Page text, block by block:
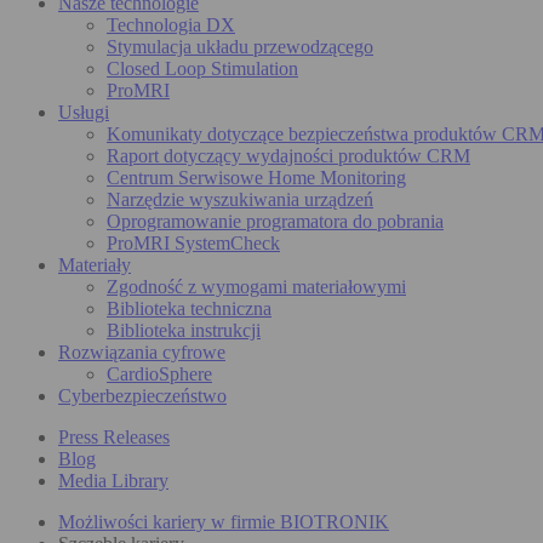
Technologia DX
Stymulacja układu przewodzącego
Closed Loop Stimulation
ProMRI
Usługi
Komunikaty dotyczące bezpieczeństwa produktów
Raport dotyczący wydajności produktów CRM
Centrum Serwisowe Home Monitoring
Narzędzie wyszukiwania urządzeń
Oprogramowanie programatora do pobrania
ProMRI SystemCheck
Materiały
Zgodność z wymogami materiałowymi
Biblioteka techniczna
Biblioteka instrukcji
Rozwiązania cyfrowe
CardioSphere
Cyberbezpieczeństwo
Press Releases
Blog
Media Library
Możliwości kariery w firmie BIOTRONIK